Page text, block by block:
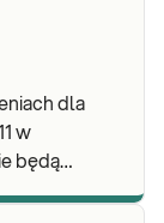
dla
w